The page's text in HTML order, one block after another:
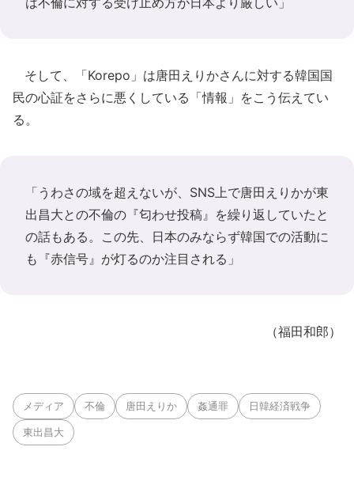
そして、「Korepo」は唐田えりかさんに対する韓国国
民の心証をさらに悪くしている「情報」をこう伝えてい
る。
「うわさの域を超えないが、SNS上で唐田えりかが東
出昌大との不倫の『匂わせ投稿』を繰り返していたと
の話もある。この先、日本のみならず韓国での活動に
も『赤信号』が灯るのか注目される」
（福田和郎）
メディア 不倫 唐田えりか 姦通罪 日韓経済戦争
東出昌大